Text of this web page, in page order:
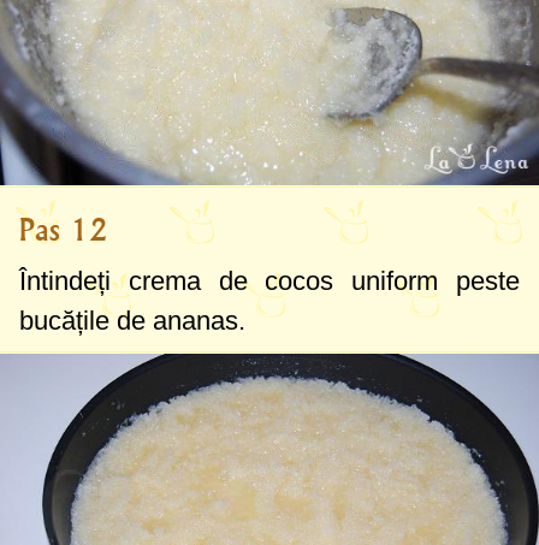
Pas 12
Întindeți crema de cocos uniform peste
bucățile de ananas.